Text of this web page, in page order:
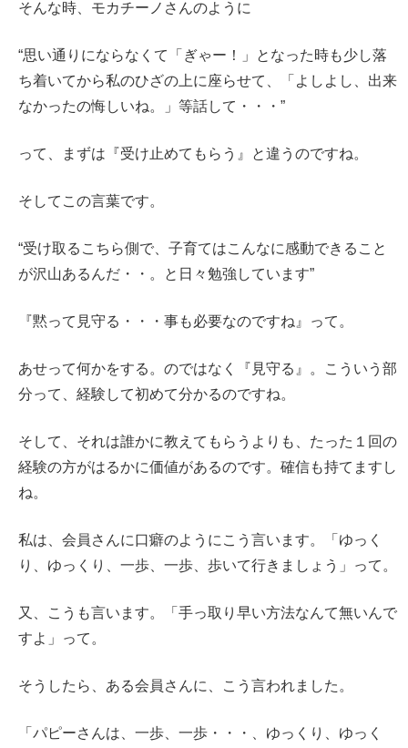
そんな時、モカチーノさんのように
“思い通りにならなくて「ぎゃー！」となった時も少し落
ち着いてから私のひざの上に座らせて、「よしよし、出来
なかったの悔しいね。」等話して・・・”
って、まずは『受け止めてもらう』と違うのですね。
そしてこの言葉です。
“受け取るこちら側で、子育てはこんなに感動できること
が沢山あるんだ・・。と日々勉強しています”
『黙って見守る・・・事も必要なのですね』って。
あせって何かをする。のではなく『見守る』。こういう部
分って、経験して初めて分かるのですね。
そして、それは誰かに教えてもらうよりも、たった１回の
経験の方がはるかに価値があるのです。確信も持てますし
ね。
私は、会員さんに口癖のようにこう言います。「ゆっく
り、ゆっくり、一歩、一歩、歩いて行きましょう」って。
又、こうも言います。「手っ取り早い方法なんて無いんで
すよ」って。
そうしたら、ある会員さんに、こう言われました。
「パピーさんは、一歩、一歩・・・、ゆっくり、ゆっく